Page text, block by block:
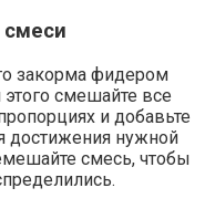
смеси
закорма фидером
смешайте все
и добавьте
достижения нужной
смесь, чтобы